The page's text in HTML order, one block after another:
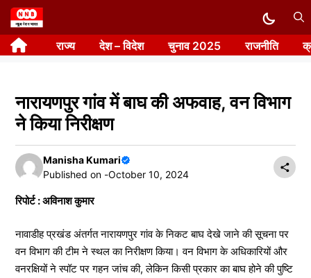
Skip
to
content राज्य देश – विदेश चुनाव 2025 राजनीति
नारायणपुर गांव में बाघ की अफवाह, वन विभाग
ने किया निरीक्षण
Manisha Kumari
Published on -October 10, 2024
रिपोर्ट : अविनाश कुमार
नावाडीह प्रखंड अंतर्गत नारायणपुर गांव के निकट बाघ देखे जाने की सूचना पर
वन विभाग की टीम ने स्थल का निरीक्षण किया। वन विभाग के अधिकारियों और
वनरक्षियों ने स्पॉट पर गहन जांच की, लेकिन किसी प्रकार का बाघ होने की पुष्टि